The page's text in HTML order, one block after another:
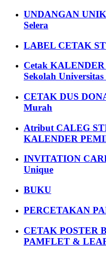
UNDANGAN UNIK
Selera
LABEL CETAK
Cetak
Sekolah
CETAK DUS
Murah
Atribut CALEG
KALENDER
INVITATION
Unique
BUKU
PERCETAKAN
CETAK POSTER
PAMFLET &